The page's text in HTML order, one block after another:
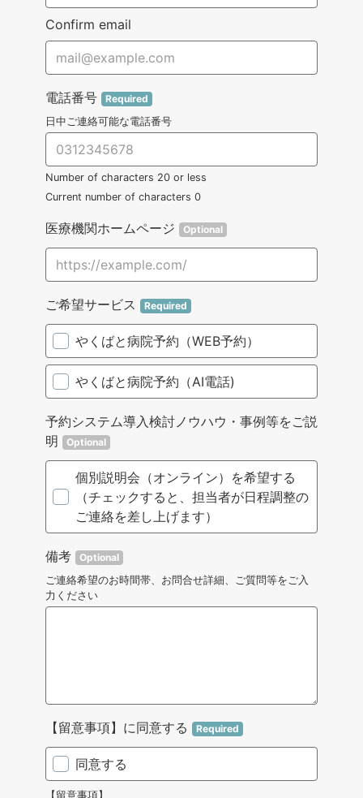
Confirm email
電話番号 Required
日中ご連絡可能な電話番号
Number of characters 20 or less
Current number of characters 0
医療機関ホームページ Optional
ご希望サービス Required
やくばと病院予約（WEB予約）
やくばと病院予約（AI電話)
予約システム導入検討ノウハウ・事例等をご説
明
Optional
個別説明会（オンライン）を希望する
（チェックすると、担当者が日程調整の
ご連絡を差し上げます）
備考 Optional
ご連絡希望のお時間帯、お問合せ詳細、ご質問等をご入
力ください
【留意事項】に同意する Required
同意する
【留意事項】